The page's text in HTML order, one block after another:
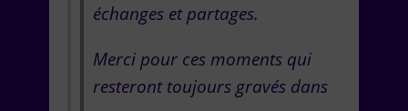
échanges et partages.
Merci pour ces moments qui
resteront toujours gravés dans